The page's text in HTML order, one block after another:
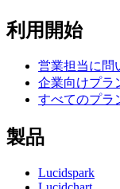
利用開始
営業担当に問
企業向けプラ
すべてのプラ
製品
Lucidspark